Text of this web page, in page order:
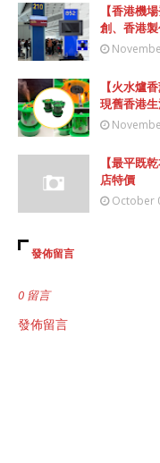
【香港機
創、香港
【火水爐
現舊香港
【最平既
店特價
October
發佈留言
0 留言
發佈留言